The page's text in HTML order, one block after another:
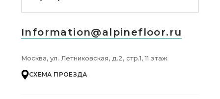
Information@alpinefloor.ru
Москва, ул. Летниковская, д.2, стр.1, 11 этаж
СХЕМА ПРОЕЗДА